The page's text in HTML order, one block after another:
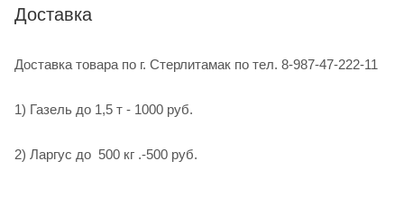
Доставка
Доставка товара по г. Стерлитамак по тел. 8-987-47-222-11
1) Газель до 1,5 т - 1000 руб.
2) Ларгус до 500 кг .-500 руб.